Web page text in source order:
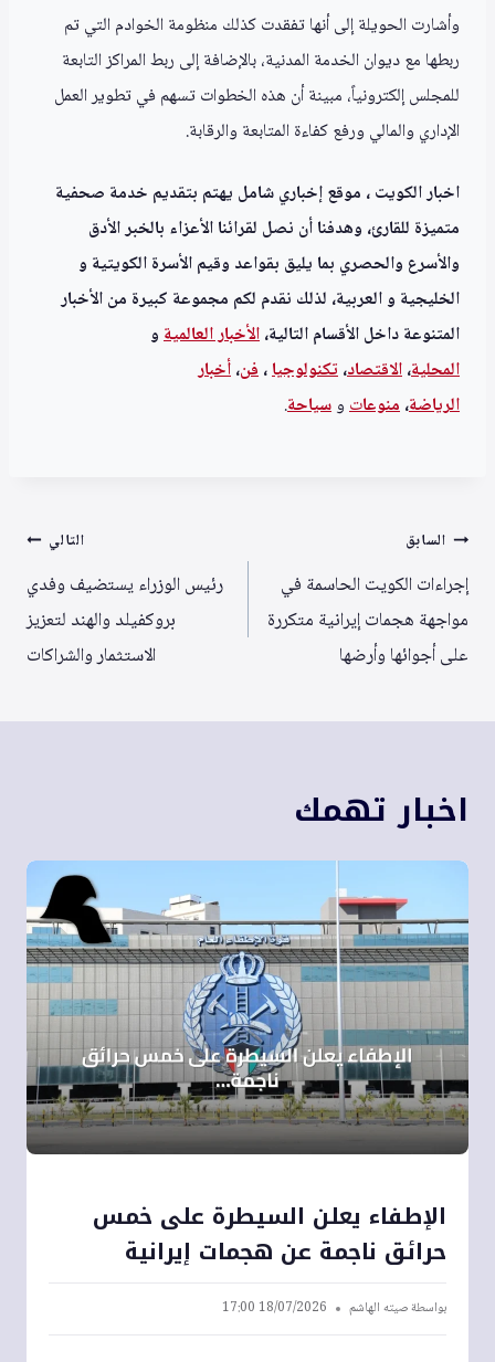
وأشارت الحويلة إلى أنها تفقدت كذلك منظومة الخوادم التي تم
ربطها مع ديوان الخدمة المدنية، بالإضافة إلى ربط المراكز التابعة
للمجلس إلكترونياً، مبينة أن هذه الخطوات تسهم في تطوير العمل
الإداري والمالي ورفع كفاءة المتابعة والرقابة.
اخبار الكويت ، موقع إخباري شامل يهتم بتقديم خدمة صحفية
متميزة للقارئ، وهدفنا أن نصل لقرائنا الأعزاء بالخبر الأدق
والأسرع والحصري بما يليق بقواعد وقيم الأسرة الكويتية و
الخليجية و العربية، لذلك نقدم لكم مجموعة كبيرة من الأخبار
المتنوعة داخل الأقسام التالية،الأخبار العالميةو
المحلية،الاقتصاد،تكنولوجيا،فن،أخبار
الرياضة،منوعاتوسياحة.
تصفّح
المقالات
السابق
إجراءات الكويت الحاسمة في
مواجهة هجمات إيرانية متكررة
على أجوائها وأرضها
التالي
رئيس الوزراء يستضيف وفدي
بروكفيلد والهند لتعزيز
الاستثمار والشراكات
اخبار تهمك
الإطفاء يعلن السيطرة على خمس
حرائق ناجمة عن هجمات إيرانية
بواسطةصيته الهاشم 18/07/2026 17:00